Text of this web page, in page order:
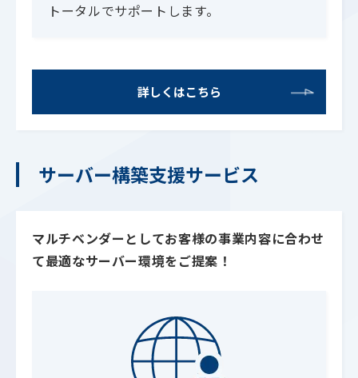
トータルでサポートします。
詳しくはこちら
サーバー構築支援サービス
マルチベンダーとしてお客様の事業内容に合わせ
て最適なサーバー環境をご提案！